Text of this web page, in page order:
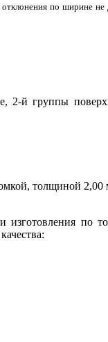
отклонения по ширине
2-й группы
толщиной
изготовления по